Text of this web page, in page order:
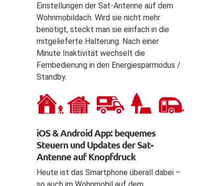
Einstellungen der Sat-Antenne auf dem
Wohnmobildach. Wird sie nicht mehr
benötigt, steckt man sie einfach in die
mitgelieferte Halterung. Nach einer
Minute Inaktivität wechselt die
Fernbedienung in den Energiesparmodus /
Standby.
iOS & Android App: bequemes
Steuern und Updates der Sat-
Antenne auf Knopfdruck
Heute ist das Smartphone überall dabei –